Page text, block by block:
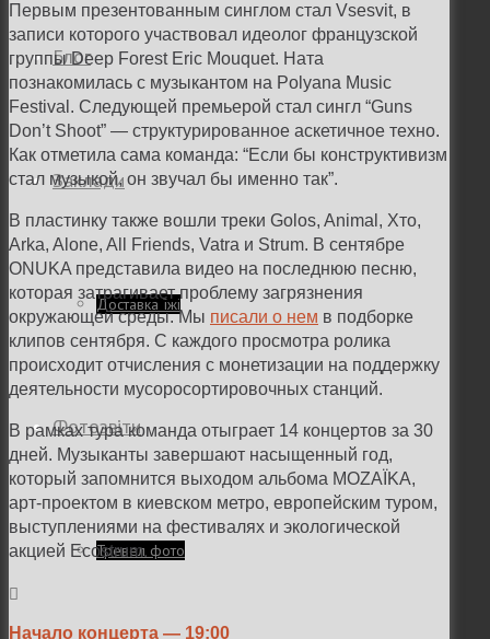
Блог
Заклади
Доставка їжі
Фотозвіти
Тревел фото
Первым презентованным синглом стал Vsesvit, в
записи которого участвовал идеолог французской
группы Deep Forest Eric Mouquet. Ната
познакомилась с музыкантом на Polyana Music
Festival. Следующей премьерой стал сингл “Guns
Don’t Shoot” — структурированное аскетичное техно.
Как отметила сама команда: “Если бы конструктивизм
стал музыкой, он звучал бы именно так”.
В пластинку также вошли треки Golos, Animal, Хто,
Arka, Alone, All Friends, Vatra и Strum. В сентябре
ONUKA представила видео на последнюю песню,
которая затрагивает проблему загрязнения
окружающей среды. Мы писали о нем в подборке
клипов сентября. С каждого просмотра ролика
происходит отчисления с монетизации на поддержку
деятельности мусоросортировочных станций.
В рамках тура команда отыграет 14 концертов за 30
дней. Музыканты завершают насыщенный год,
который запомнится выходом альбома MOZAÏKA,
арт-проектом в киевском метро, европейским туром,
выступлениями на фестивалях и экологической
акцией Ecostrum.
Начало концерта — 19:00